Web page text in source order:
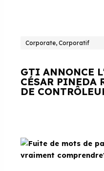
Corporate, Corporatif
GTI ANNONCE
CÉSAR PINEDA
DE